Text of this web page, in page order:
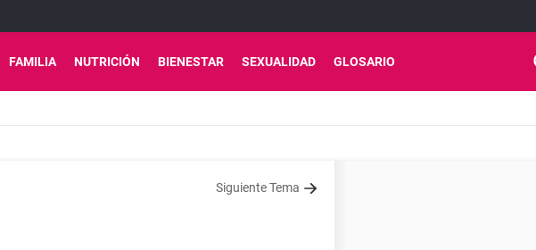
FAMILIA NUTRICIÓN BIENESTAR SEXUALIDAD GLOSARIO
Siguiente Tema